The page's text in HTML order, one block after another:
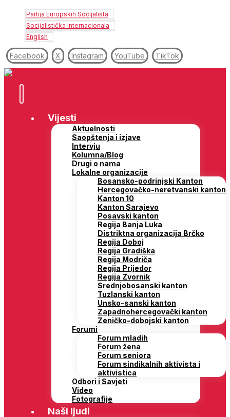
Partija Europskih Socijalista
Socijalistička Internacionala
English
Facebook X Instagram YouTube TikTok
Vijesti
Aktuelnosti
Saopštenja i izjave
Intervju
Kolumna/Blog
Drugi o nama
Lokalne organizacije
Bosansko-podrinjski Kanton
Hercegovačko-neretvanski kanton
Kanton 10
Kanton Sarajevo
Posavski kanton
Regija Banja Luka
Distriktna organizacija Brčko
Regija Doboj
Regija Gradiška
Regija Modriča
Regija Prijedor
Regija Zvornik
Srednjobosanski kanton
Tuzlanski kanton
Unsko-sanski kanton
Zapadnohercegovački kanton
Zeničko-dobojski kanton
Forumi
Forum mladih
Forum žena
Forum seniora
Forum sindikalnih aktivista i
aktivistica
Odbori i Savjeti
Video
Fotografije
Naši ljudi